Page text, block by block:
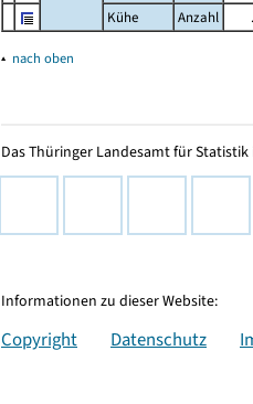
Kühe
Anzahl .
▴ nach oben
Das Thüringer Landesamt für
Informationen zu dieser Website:
Copyright Datenschutz